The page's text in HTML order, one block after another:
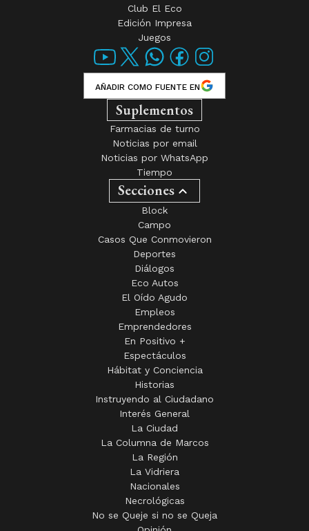
Club El Eco
Edición Impresa
Juegos
AÑADIR COMO FUENTE EN
Suplementos
Farmacias de turno
Noticias por email
Noticias por WhatsApp
Tiempo
Secciones
Block
Campo
Casos Que Conmovieron
Deportes
Diálogos
Eco Autos
El Oído Agudo
Empleos
Emprendedores
En Positivo +
Espectáculos
Hábitat y Conciencia
Historias
Instruyendo al Ciudadano
Interés General
La Ciudad
La Columna de Marcos
La Región
La Vidriera
Nacionales
Necrológicas
No se Queje si no se Queja